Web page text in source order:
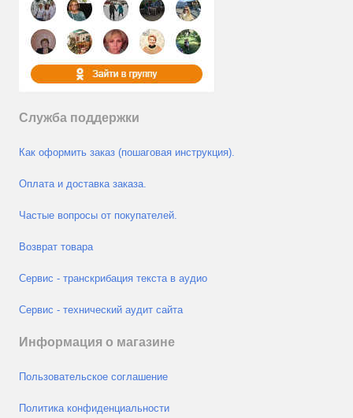
Служба поддержки
Как оформить заказ (пошаговая инструкция).
Оплата и доставка заказа.
Частые вопросы от покупателей.
Возврат товара
Сервис - транскрибация текста в аудио
Сервис - технический аудит сайта
Информация о магазине
Пользовательское соглашение
Политика конфиденциальности